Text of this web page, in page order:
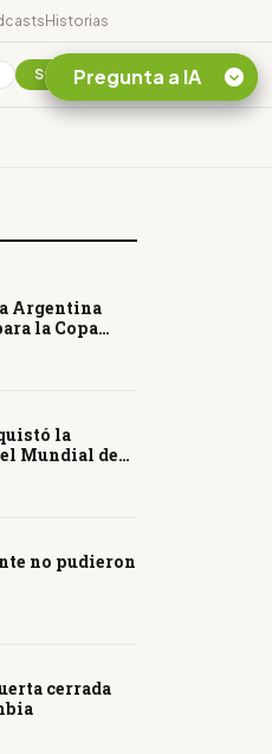
Historias
Suscribirse
Argentina
la Copa
la
Mundial de
no pudieron
cerrada
Pregunta a IA
¿En que consiste la